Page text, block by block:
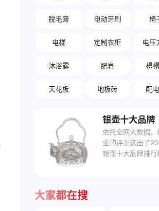
脱毛膏 电动牙刷 椅
电梯 定制衣柜 电压
沐浴露 肥皂 榻
天花板 地板砖 配
银壶十大品牌
依托全网大数据，
业的评测选出了
银壶十大品牌排行
大家都在搜